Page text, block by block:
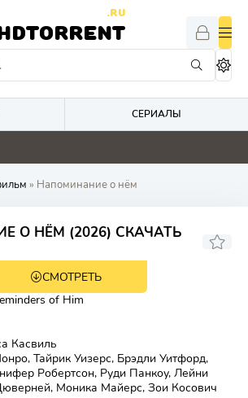
.RU
СЕРИАЛЫ
0 0 0
» Напоминание о нём
О НЁМ (2026) СКАЧАТЬ
6.5
СМОТРЕТЬ
of Him
Касвиль
Тайрик Уизерс, Брэдли Уитфорд,
Робертсон, Руди Панкоу, Лейни
Моника Майерс, Зои Косович